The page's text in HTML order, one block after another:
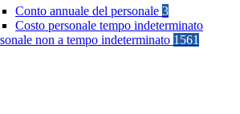
Conto annuale del personale 3
Costo personale tempo indeterminato
non a tempo indeterminato 1561